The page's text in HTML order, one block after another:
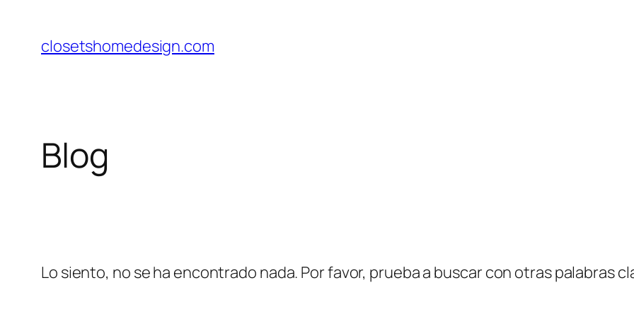
contenido
closetshomedesign.com
Blog
Lo siento, no se ha encontrado nada. Por favor, prueba a buscar con otras palabras